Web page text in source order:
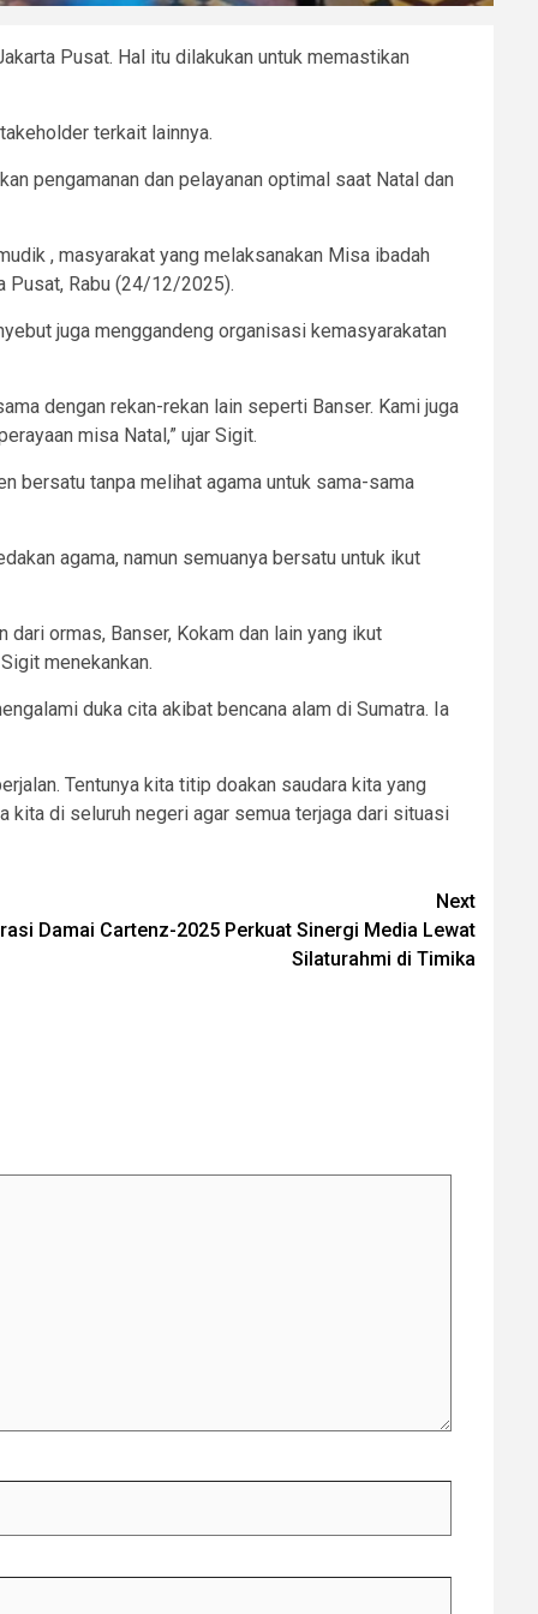
Pusat. Hal itu dilakukan untuk memastikan
terkait lainnya.
pengamanan dan pelayanan optimal saat Natal dan
, masyarakat yang melaksanakan Misa ibadah
Pusat, Rabu (24/12/2025).
juga menggandeng organisasi kemasyarakatan
dengan rekan-rekan lain seperti Banser. Kami juga
misa Natal,” ujar Sigit.
bersatu tanpa melihat agama untuk sama-sama
agama, namun semuanya bersatu untuk ikut
ormas, Banser, Kokam dan lain yang ikut
menekankan.
duka cita akibat bencana alam di Sumatra. Ia
Tentunya kita titip doakan saudara kita yang
kita di seluruh negeri agar semua terjaga dari situasi
Next
Damai Cartenz-2025 Perkuat Sinergi Media Lewat
Silaturahmi di Timika